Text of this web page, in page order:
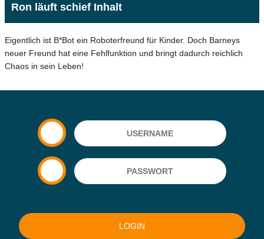
Ron läuft schief Inhalt
Eigentlich ist B*Bot ein Roboterfreund für Kinder. Doch Barneys
neuer Freund hat eine Fehlfunktion und bringt dadurch reichlich
Chaos in sein Leben!